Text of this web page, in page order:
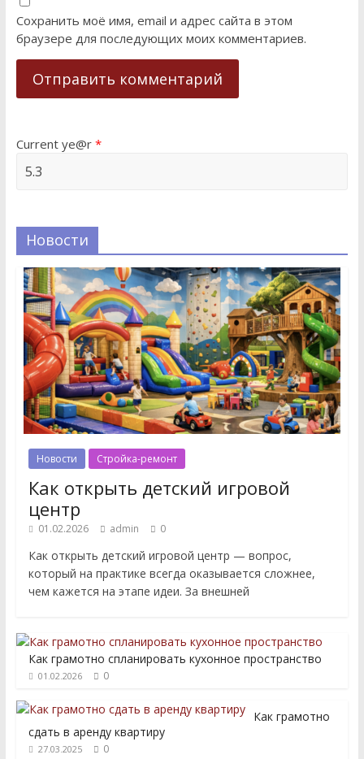
Сохранить моё имя, email и адрес сайта в этом
браузере для последующих моих комментариев.
Current ye@r *
Новости
Новости Стройка-ремонт
Как открыть детский игровой
центр
01.02.2026 admin 0
Как открыть детский игровой центр — вопрос,
который на практике всегда оказывается сложнее,
чем кажется на этапе идеи. За внешней
Как грамотно спланировать кухонное пространство
01.02.2026 0
Как грамотно
сдать в аренду квартиру
27.03.2025 0